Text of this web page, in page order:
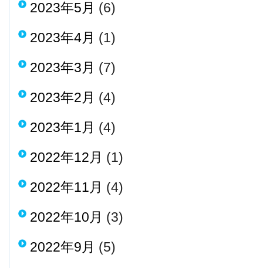
2023年5月 (6)
2023年4月 (1)
2023年3月 (7)
2023年2月 (4)
2023年1月 (4)
2022年12月 (1)
2022年11月 (4)
2022年10月 (3)
2022年9月 (5)